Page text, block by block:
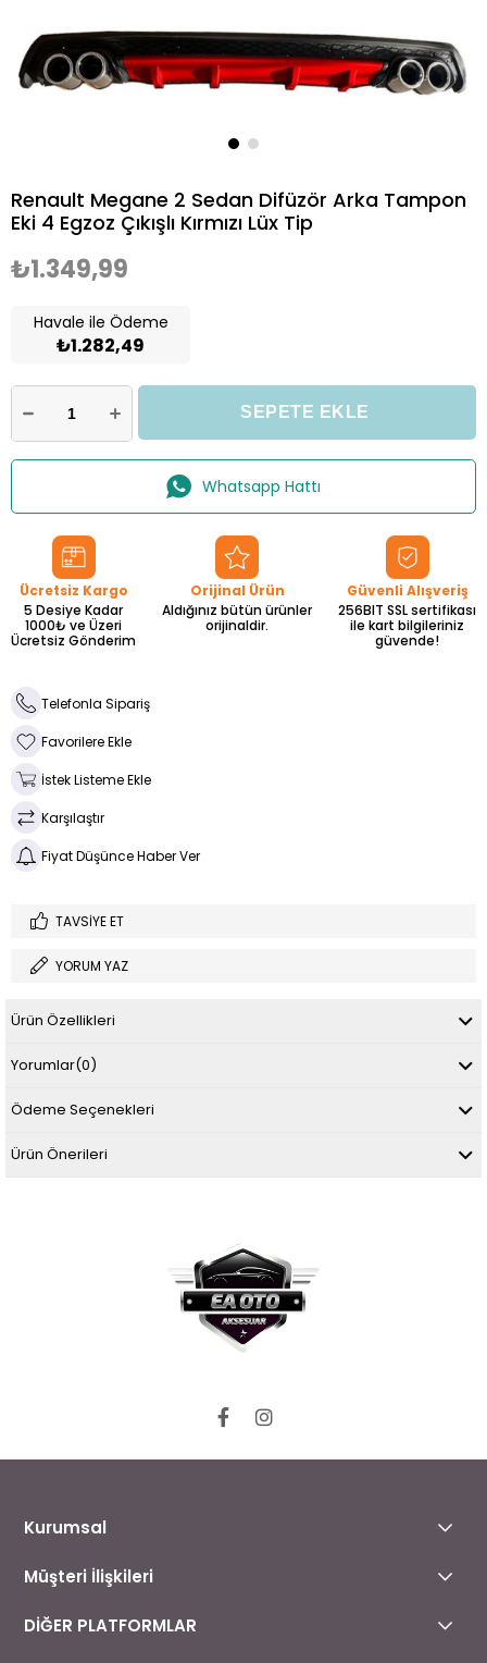
Renault Megane 2 Sedan Difüzör Arka Tampon
Eki 4 Egzoz Çıkışlı Kırmızı Lüx Tip
₺1.349,99
Havale ile Ödeme
₺1.282,49
Whatsapp Hattı
Ücretsiz Kargo
5 Desiye Kadar
1000₺ ve Üzeri
Ücretsiz Gönderim
Orijinal Ürün
Aldığınız bütün ürünler
orijinaldir.
Güvenli Alışveriş
256BIT SSL sertifikası
ile kart bilgileriniz
güvende!
Telefonla Sipariş
Favorilere Ekle
İstek Listeme Ekle
Karşılaştır
Fiyat Düşünce Haber Ver
TAVSIYE ET
YORUM YAZ
Ürün Özellikleri
Yorumlar(0)
Ödeme Seçenekleri
Ürün Önerileri
Kurumsal
Müşteri İlişkileri
DİĞER PLATFORMLAR